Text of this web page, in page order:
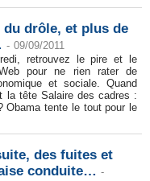
du drôle, et plus de
- 09/09/2011
retrouvez le pire et le
pour ne rien rater de
et sociale. Quand
la tête Salaire des cadres :
Obama tente le tout pour le
des fuites et
conduite… -